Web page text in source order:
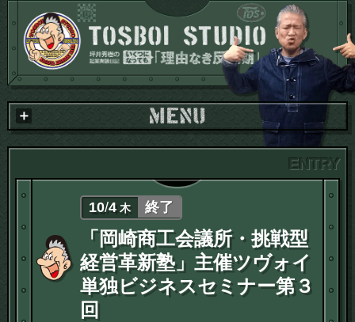
10/4 木 終了
「岡崎商工会議所・挑戦型
経営革新塾」主催ツヴォイ
単独ビジネスセミナー第３
回